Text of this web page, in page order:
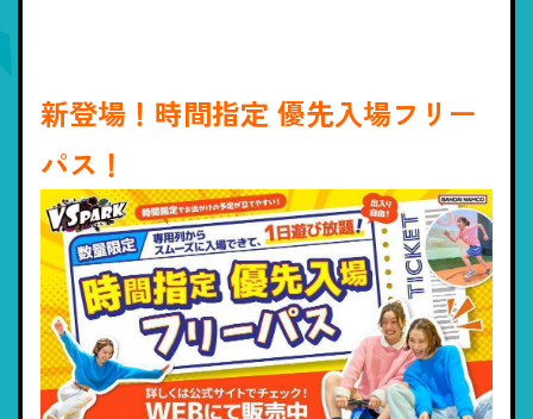
新登場！時間指定 優先入場フリー
パス！